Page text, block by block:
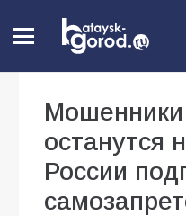
Мошенники
останутся
России